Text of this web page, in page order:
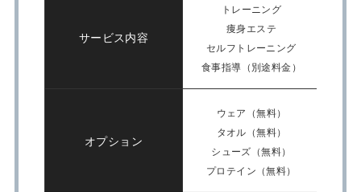
サービス内容
トレーニング
痩身エステ
セルフトレーニング
食事指導（別途料金）
オプション
ウェア（無料）
タオル（無料）
シューズ（無料）
プロテイン（無料）